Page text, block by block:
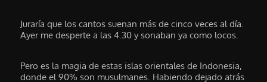
Juraría que los cantos suenan más de cinco veces al día.
Ayer me desperte a las 4.30 y sonaban ya como locos.
Pero es la magia de estas islas orientales de Indonesia,
donde el 90% son musulmanes. Habiendo dejado atrás